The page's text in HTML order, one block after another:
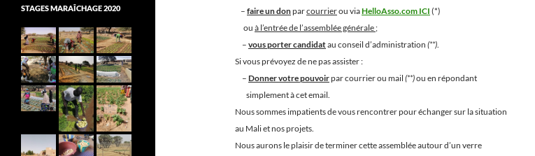
– faire un donparcourrierou viaHelloAsso.com ICI (*)
ou à l’entrée de l’assemblée générale ;
– vous porter candidatau conseil d’administration (**).
Si vous prévoyez de ne pas assister :
– Donner votre pouvoirpar courrier ou mail (**)ou en répondant
simplement à cet email.
Nous sommes impatients de vous rencontrer pour échanger sur la situation
au Mali et nos projets.
Nous aurons le plaisir de terminer cette assemblée autour d’un verre
STAGES MARAÎCHAGE 2020